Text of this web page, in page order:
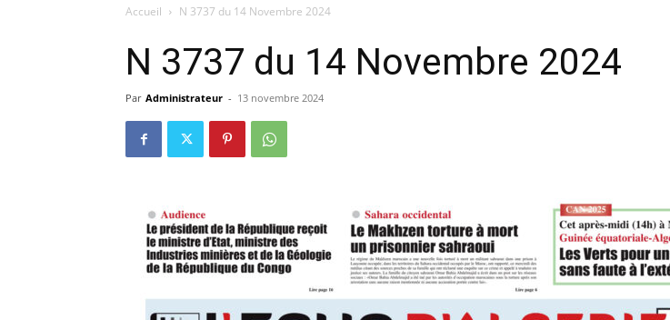
Accueil N 3737 du 14 Novembre 2024
N 3737 du 14 Novembre 2024
Par Administrateur - 13 novembre 2024